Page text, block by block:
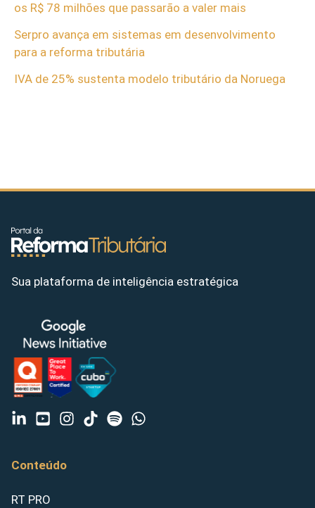
os R$ 78 milhões que passarão a valer mais
Serpro avança em sistemas em desenvolvimento
para a reforma tributária
IVA de 25% sustenta modelo tributário da Noruega
Sua plataforma de inteligência estratégica
Conteúdo
RT PRO